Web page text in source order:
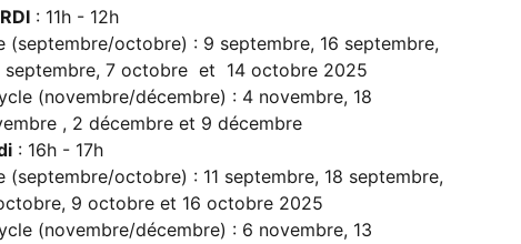
: 11h - 12h
(septembre/octobre) : 9 septembre, 16 septembre,
septembre, 7 octobre et 14 octobre 2025
(novembre/décembre) : 4 novembre, 18
, 2 décembre et 9 décembre
: 16h - 17h
(septembre/octobre) : 11 septembre, 18 septembre,
9 octobre et 16 octobre 2025
(novembre/décembre) : 6 novembre, 13